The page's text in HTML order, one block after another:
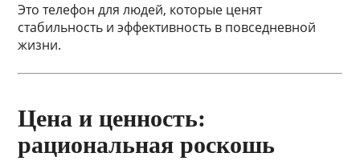
Это телефон для людей, которые ценят
стабильность и эффективность в повседневной
жизни.
Цена и ценность:
рациональная роскошь